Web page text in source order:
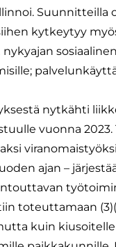
kytkeytyy
nytkähti
vuonna
ajan –
toteuttamaan
kuin